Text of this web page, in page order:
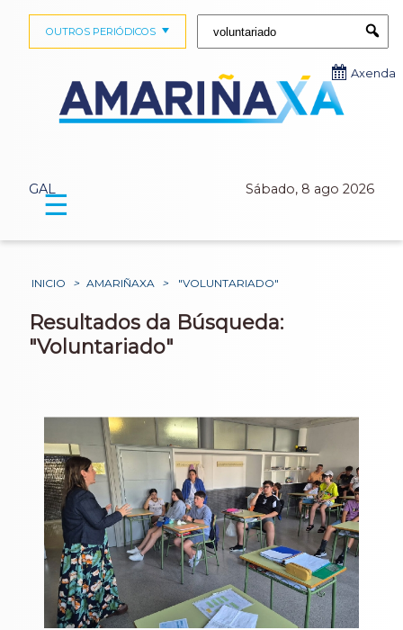
GAL Sábado, 8 ago 2026
OUTROS PERIÓDICOS
Axenda
☰
INICIO > AMARIÑAXA > "VOLUNTARIADO"
Resultados da Búsqueda:
"Voluntariado"